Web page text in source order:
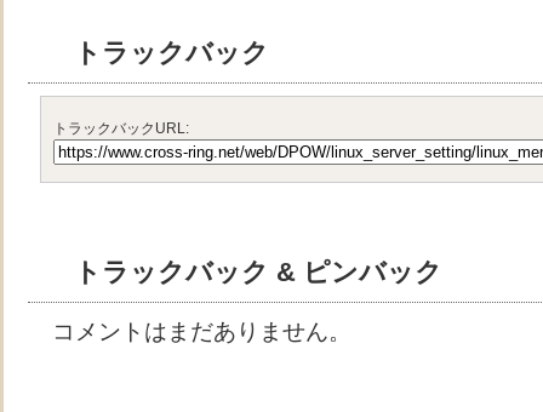
トラックバック
トラックバックURL:
トラックバック & ピンバック
コメントはまだありません。